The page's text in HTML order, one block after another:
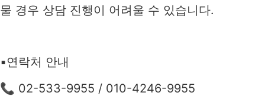
물 경우 상담 진행이 어려울 수 있습니다.
▪️연락처 안내
📞 02-533-9955 / 010-4246-9955